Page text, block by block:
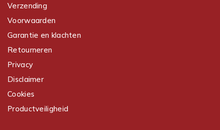
Verzending
Voorwaarden
Garantie en klachten
Retourneren
Privacy
Disclaimer
Cookies
Productveiligheid